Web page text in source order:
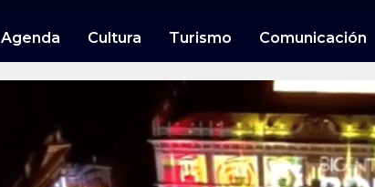
Agenda Cultura Turismo Comunicación